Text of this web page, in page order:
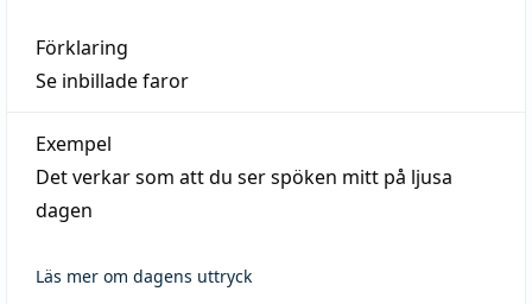
Förklaring
Se inbillade faror
Exempel
Det verkar som att du ser spöken mitt på ljusa
dagen
Läs mer om dagens uttryck